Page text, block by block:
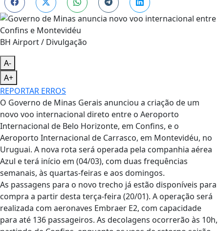
BH Airport / Divulgação
A-
A+
REPORTAR ERROS
O Governo de Minas Gerais anunciou a criação de um
novo voo internacional direto entre o Aeroporto
Internacional de Belo Horizonte, em Confins, e o
Aeroporto Internacional de Carrasco, em Montevidéu, no
Uruguai. A nova rota será operada pela companhia aérea
Azul e terá início em (04/03), com duas frequências
semanais, às quartas-feiras e aos domingos.
As passagens para o novo trecho já estão disponíveis para
compra a partir desta terça-feira (20/01). A operação será
realizada com aeronaves Embraer E2, com capacidade
para até 136 passageiros. As decolagens ocorrerão às 10h,